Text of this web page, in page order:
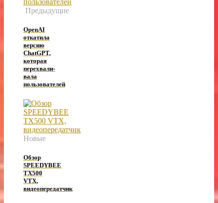
Предыдущие
OpenAI
откатила
версию
ChatGPT,
которая
перехва­ли­
вала
пользователей
Новые
Обзор
SPEEDYBEE
TX500
VTX,
видеопередатчик